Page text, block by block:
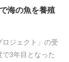
海の魚を養殖
ジェクト」の受
3年目となった